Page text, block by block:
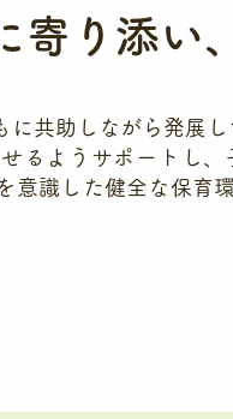
寄り添い
共助しながら発展
るようサポートし
意識した健全な保